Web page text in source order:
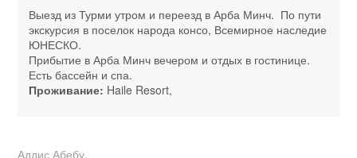
Выезд из Турми утром и переезд в Арба Минч. По пути
экскурсия в поселок народа консо, Всемирное наследие
ЮНЕСКО.
Прибытие в Арба Минч вечером и отдых в гостинице.
Есть бассейн и спа.
Проживание: Haile Resort,
Аддис Абебу.